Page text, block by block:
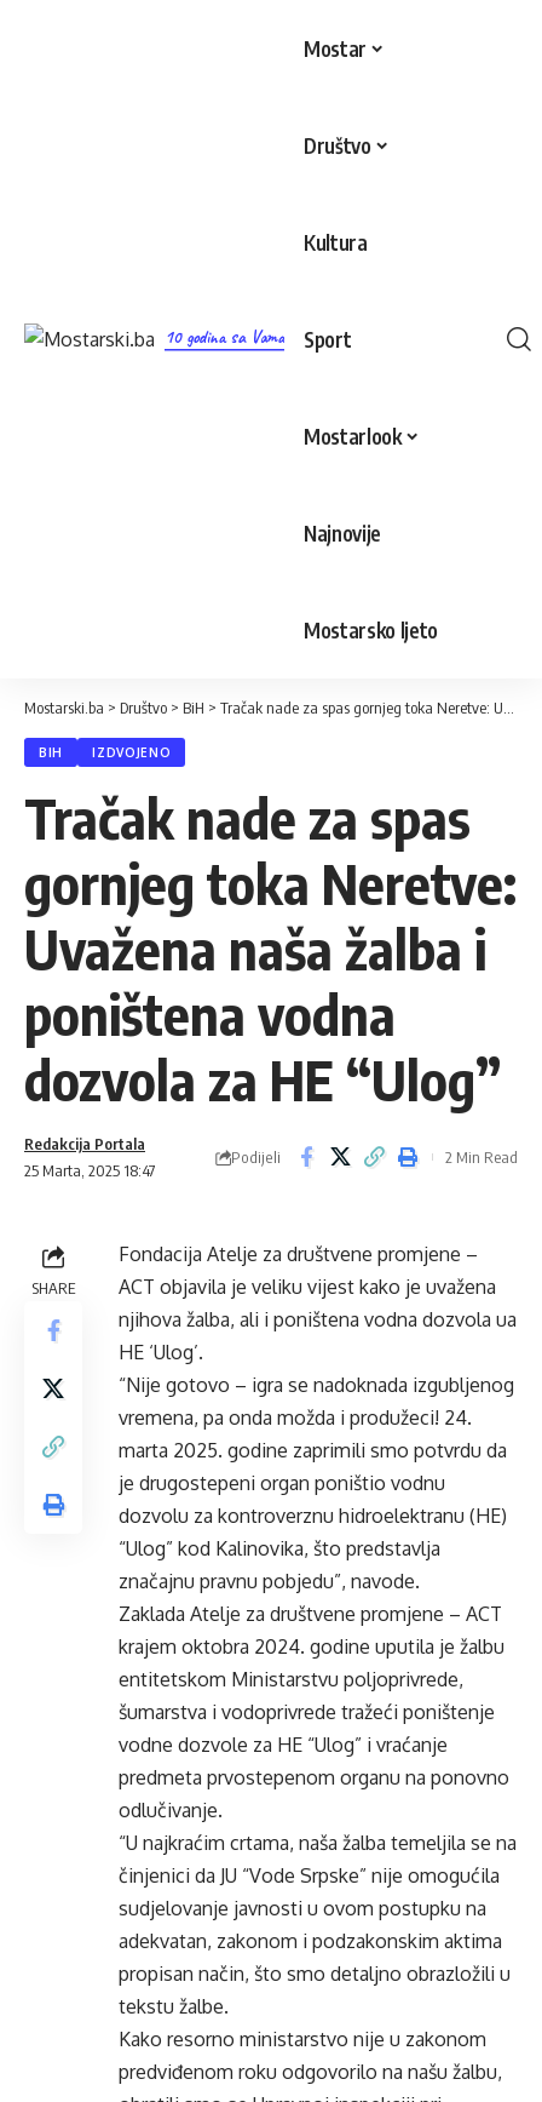
10 godina sa Vama
Mostar
Društvo
Kultura
Sport
Mostarlook
Najnovije
Mostarsko ljeto
Mostarski.ba > Društvo > BiH > Tračak nade za spas gornjeg toka Neretve: Uvažena naša žalba i poništena vodna dozvola za HE “Ulog”
BIH IZDVOJENO
Tračak nade za spas
gornjeg toka Neretve:
Uvažena naša žalba i
poništena vodna
dozvola za HE “Ulog”
25 Marta, 2025 18:47
Redakcija Portala
Podijeli 2 Min Read
SHARE
Fondacija Atelje za društvene promjene –
ACT objavila je veliku vijest kako je uvažena
njihova žalba, ali i poništena vodna dozvola ua
HE ‘Ulog’.
“Nije gotovo – igra se nadoknada izgubljenog
vremena, pa onda možda i produžeci! 24.
marta 2025. godine zaprimili smo potvrdu da
je drugostepeni organ poništio vodnu
dozvolu za kontroverznu hidroelektranu (HE)
“Ulog” kod Kalinovika, što predstavlja
značajnu pravnu pobjedu”, navode.
Zaklada Atelje za društvene promjene – ACT
krajem oktobra 2024. godine uputila je žalbu
entitetskom Ministarstvu poljoprivrede,
šumarstva i vodoprivrede tražeći poništenje
vodne dozvole za HE “Ulog” i vraćanje
predmeta prvostepenom organu na ponovno
odlučivanje.
“U najkraćim crtama, naša žalba temeljila se na
činjenici da JU “Vode Srpske” nije omogućila
sudjelovanje javnosti u ovom postupku na
adekvatan, zakonom i podzakonskim aktima
propisan način, što smo detaljno obrazložili u
tekstu žalbe.
Kako resorno ministarstvo nije u zakonom
predviđenom roku odgovorilo na našu žalbu,